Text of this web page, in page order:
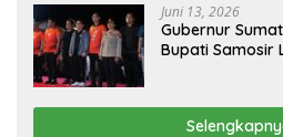
Juni 13, 2026
Gubernur
Bupati Samosir